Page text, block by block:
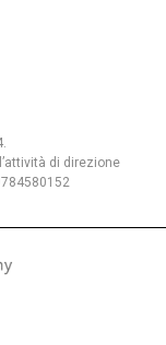
di direzione